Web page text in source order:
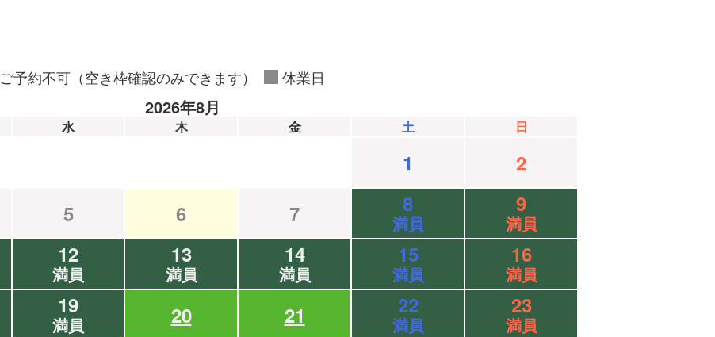
ご予約不可（空き枠確認のみできます） 休業日
2026年8月
水 木 金 土 日
1
2
5 6 7 8
満員
9
満員
12
満員
13
満員
14
満員
15
満員
16
満員
19
満員 20 21 22
満員
23
満員